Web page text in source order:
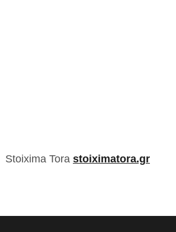
Stoixima Tora stoiximatora.gr